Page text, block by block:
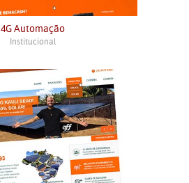
4G Automação
Institucional